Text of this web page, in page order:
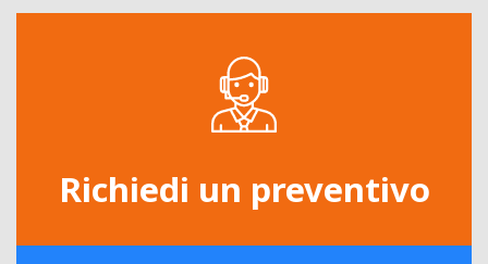
Richiedi un preventivo